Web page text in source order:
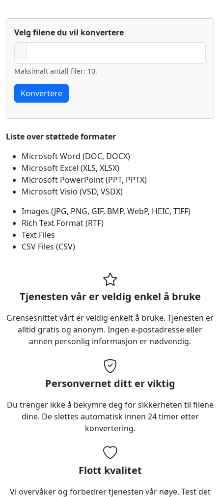
Velg filene du vil konvertere
Maksimalt antall filer: 10.
Liste over støttede formater
Microsoft Word (DOC, DOCX)
Microsoft Excel (XLS, XLSX)
Microsoft PowerPoint (PPT, PPTX)
Microsoft Visio (VSD, VSDX)
Images (JPG, PNG, GIF, BMP, WebP, HEIC, TIFF)
Rich Text Format (RTF)
Text Files
CSV Files (CSV)
Tjenesten vår er veldig enkel å bruke
Grensesnittet vårt er veldig enkelt å bruke. Tjenesten er
alltid gratis og anonym. Ingen e-postadresse eller
annen personlig informasjon er nødvendig.
Personvernet ditt er viktig
Du trenger ikke å bekymre deg for sikkerheten til filene
dine. De slettes automatisk innen 24 timer etter
konvertering.
Flott kvalitet
Vi overvåker og forbedrer tjenesten vår nøye. Test det